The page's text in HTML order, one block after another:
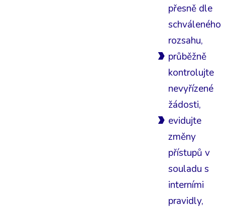
přesně dle
schváleného
rozsahu,
průběžně
kontrolujte
nevyřízené
žádosti,
evidujte
změny
přístupů v
souladu s
interními
pravidly,